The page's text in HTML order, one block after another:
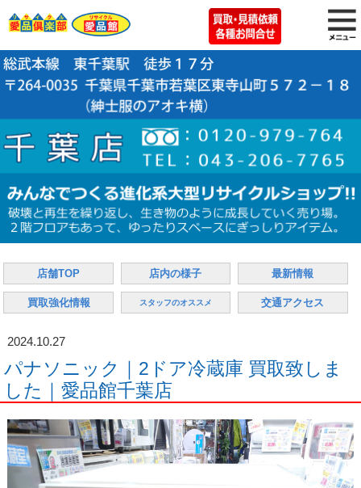
店舗TOP 店内の様子 最新情報
買取強化情報 スタッフのオススメ 交通アクセス
2024.10.27
パナソニック｜2ドア冷蔵庫 買取致しま
した｜愛品館千葉店